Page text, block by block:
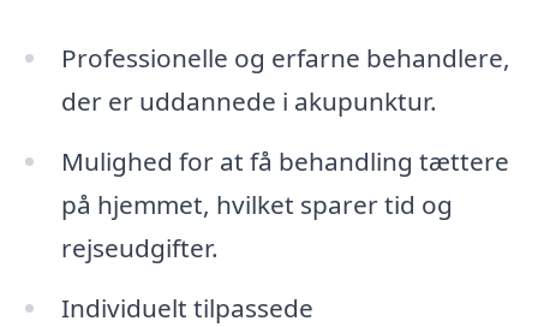
Professionelle og erfarne behandlere,
der er uddannede i akupunktur.
Mulighed for at få behandling tættere
på hjemmet, hvilket sparer tid og
rejseudgifter.
Individuelt tilpassede